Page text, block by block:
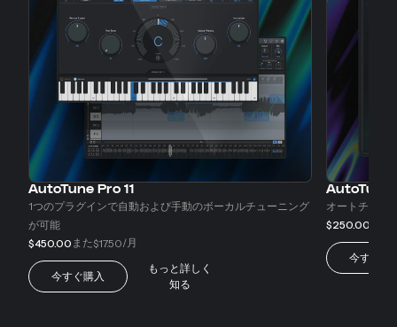
AutoTune Pro 11
1つのプラグインで自動および手動のボーカルチューニング
が可能
$450.00 また$17.50/月
今すぐ購入
もっと詳しく
知る
AutoTune
オートチュー
$250.00
今すぐ購